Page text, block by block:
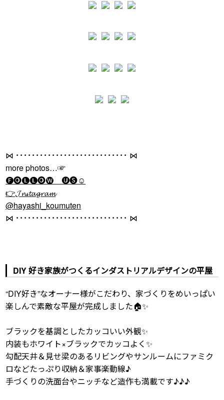
⋈ ････････････････････････････ ⋈
more photos…☞
🅕🅞🅛🅛🅞🅦 🅤🅢☺
👉𝓙𝓷𝓈𝓽𝓪𝓰𝓻𝓪𝓶
@hayashi_koumuten
⋈ ････････････････････････････ ⋈
DIY 好き家族がつくるインダストリアルデザインの平屋
“DIY好き”なオーナー様がこだわり、家づくりをめいっぱい
楽しんで素敵な平屋が完成しました🏠✨
ブラックを基調としたカッコいい外観✨
内装もホワイト×ブラックでカッコよく✨
勾配天井＆見せ梁のあるリビングやサンルームにファミク
ロなどたっぷり収納＆家事楽動線♪
手づくりの洗面台やニッチなど造作も満載です♪♪♪